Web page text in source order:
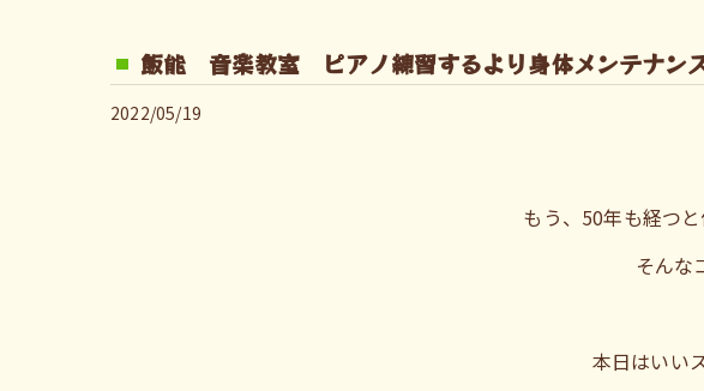
飯能 音楽教室 ピアノ練習するより身体メンテナン
2022/05/19
もう、50年も経つ
そんな
本日はいい